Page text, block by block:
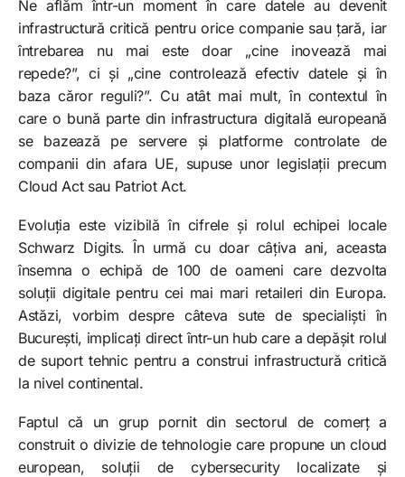
Ne aflăm într-un moment în care datele au devenit
infrastructură critică pentru orice companie sau țară, iar
întrebarea nu mai este doar „cine inovează mai
repede?”, ci și „cine controlează efectiv datele și în
baza căror reguli?”. Cu atât mai mult, în contextul în
care o bună parte din infrastructura digitală europeană
se bazează pe servere și platforme controlate de
companii din afara UE, supuse unor legislații precum
Cloud Act sau Patriot Act.​
Evoluția este vizibilă în cifrele și rolul echipei locale
Schwarz Digits. În urmă cu doar câțiva ani, aceasta
însemna o echipă de 100 de oameni care dezvolta
soluții digitale pentru cei mai mari retaileri din Europa.
Astăzi, vorbim despre câteva sute de specialiști în
București, implicați direct într-un hub care a depășit rolul
de suport tehnic pentru a construi infrastructură critică
la nivel continental.
Faptul că un grup pornit din sectorul de comerț a
construit o divizie de tehnologie care propune un cloud
european, soluții de cybersecurity localizate și